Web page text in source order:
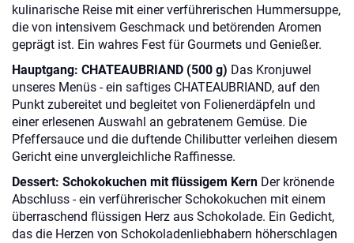
kulinarische Reise mit einer verführerischen Hummersuppe,
die von intensivem Geschmack und betörenden Aromen
geprägt ist. Ein wahres Fest für Gourmets und Genießer.
Hauptgang: CHATEAUBRIAND (500 g) Das Kronjuwel
unseres Menüs - ein saftiges CHATEAUBRIAND, auf den
Punkt zubereitet und begleitet von Folienerdäpfeln und
einer erlesenen Auswahl an gebratenem Gemüse. Die
Pfeffersauce und die duftende Chilibutter verleihen diesem
Gericht eine unvergleichliche Raffinesse.
Dessert: Schokokuchen mit flüssigem Kern Der krönende
Abschluss - ein verführerischer Schokokuchen mit einem
überraschend flüssigen Herz aus Schokolade. Ein Gedicht,
das die Herzen von Schokoladenliebhabern höherschlagen